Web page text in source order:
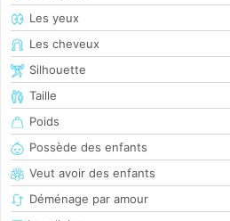
Les yeux
Les cheveux
Silhouette
Taille
Poids
Possède des enfants
Veut avoir des enfants
Déménage par amour